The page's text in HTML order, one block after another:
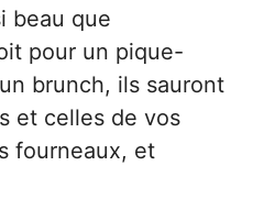
beau que
pour un pique-
brunch, ils sauront
et celles de vos
fourneaux, et